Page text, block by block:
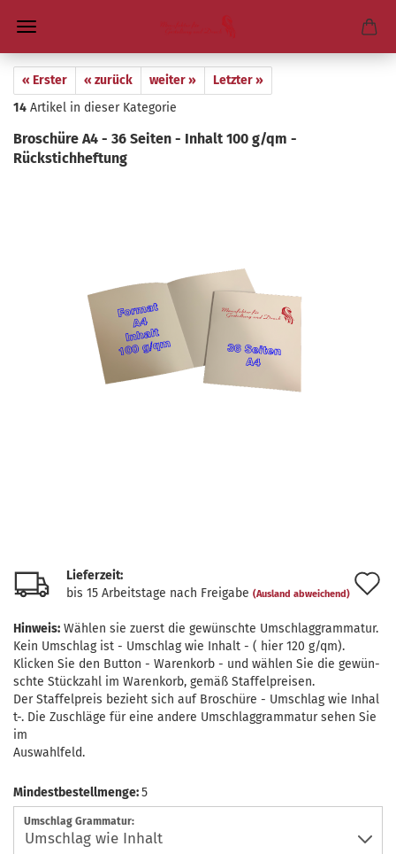
« Erster « zurück weiter »
Letzter »
14 Artikel in dieser Kategorie
Bro­schü­re A4 - 36 Sei­ten - In­halt 100 g/qm -​
Rückstichheftung
Lieferzeit:
bis 15 Arbeitstage nach Freigabe (Ausland abweichend)
Hinweis: Wählen sie zuerst die gewünschte Umschlaggrammatur.
Kein Umschlag ist - Umschlag wie Inhalt - ( hier 120 g/qm).
Klicken Sie den Button - Warenkorb - und wählen Sie die gewün-
schte Stückzahl im Warenkorb, gemäß Staffelpreisen.
Der Staffelpreis bezieht sich auf Broschüre - Umschlag wie Inhal
t-. Die Zuschläge für eine andere Umschlaggrammatur sehen Sie
im
Auswahlfeld.
Mindestbestellmenge:5
Umschlag Grammatur: